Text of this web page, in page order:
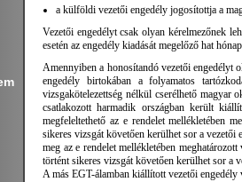
a külföldi vezetői engedély jogosítottja a
Vezetői engedélyt csak olyan kérelmezőnek
esetén az engedély kiadását megelőző hat
Amennyiben a honosítandó vezetői engedélyt
engedély birtokában a folyamatos
vizsgakötelezettség nélkül cserélhető magyar
csatlakozott harmadik országban került
megfeleltethető az e rendelet mellékletében
sikeres vizsgát követően kerülhet sor a vezetői
meg az e rendelet mellékletében
történt sikeres vizsgát követően kerülhet sor a
A más EGT-álamban kiállított vezetői engedély